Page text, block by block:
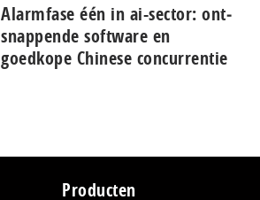
Alarmfase één in ai-sector: ont­
snap­pen­de software en
goedkope Chinese con­cur­ren­tie
Producten